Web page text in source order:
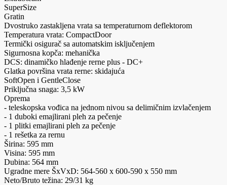
SuperSize
Gratin
Dvostruko zastakljena vrata sa temperaturnom deflektorom
Temperatura vrata: CompactDoor
Termički osigurač sa automatskim isključenjem
Sigurnosna kopča: mehanička
DCS: dinamičko hlađenje rerne plus - DC+
Glatka površina vrata rerne: skidajuća
SoftOpen i GentleClose
Priključna snaga: 3,5 kW
Oprema
- teleskopska vođica na jednom nivou sa delimičnim izvlačenjem
- 1 duboki emajlirani pleh za pečenje
- 1 plitki emajlirani pleh za pečenje
- 1 rešetka za rernu
Širina: 595 mm
Visina: 595 mm
Dubina: 564 mm
Ugradne mere ŠxVxD: 564-560 x 600-590 x 550 mm
Neto/Bruto težina: 29/31 kg